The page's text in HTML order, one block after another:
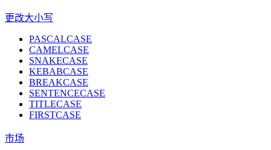
更改大小写
PASCALCASE
CAMELCASE
SNAKECASE
KEBABCASE
BREAKCASE
SENTENCECASE
TITLECASE
FIRSTCASE
市场